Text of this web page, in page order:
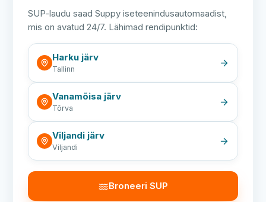
SUP-laudu saad Suppy iseteenindusautomaadist,
mis on avatud 24/7. Lähimad rendipunktid:
Harku järv
Tallinn
Vanamõisa järv
Tõrva
Viljandi järv
Viljandi
Broneeri SUP